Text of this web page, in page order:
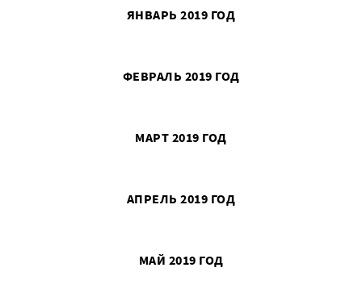
ЯНВАРЬ 2019 ГОД
ФЕВРАЛЬ 2019 ГОД
МАРТ 2019 ГОД
АПРЕЛЬ 2019 ГОД
МАЙ 2019 ГОД